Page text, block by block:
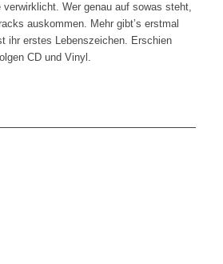
verwirklicht. Wer genau auf sowas steht,
auskommen. Mehr gibt’s erstmal
ihr erstes Lebenszeichen. Erschien
CD und Vinyl.